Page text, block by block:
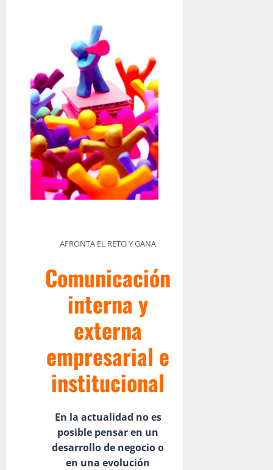
AFRONTA EL RETO Y GANA
Comunicación
interna y
externa
empresarial e
institucional
En la actualidad no es
posible pensar en un
desarrollo de negocio o
en una evolución